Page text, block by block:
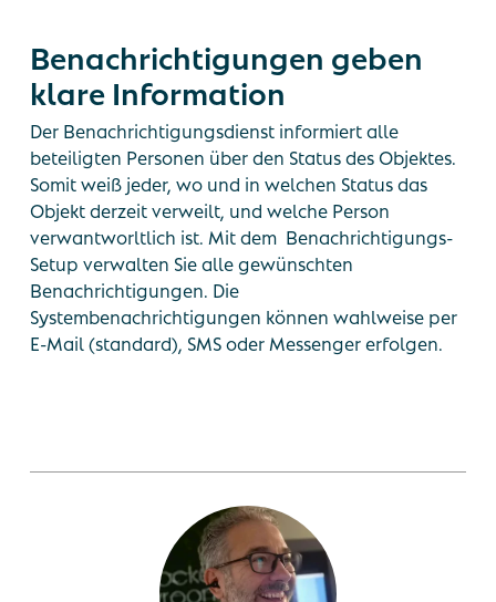
Benachrichtigungen geben
klare Information
Der Benachrichtigungsdienst informiert alle
beteiligten Personen über den Status des Objektes.
Somit weiß jeder, wo und in welchen Status das
Objekt derzeit verweilt, und welche Person
verwantworltlich ist. Mit dem Benachrichtigungs-
Setup verwalten Sie alle gewünschten
Benachrichtigungen. Die
Systembenachrichtigungen können wahlweise per
E-Mail (standard), SMS oder Messenger erfolgen.